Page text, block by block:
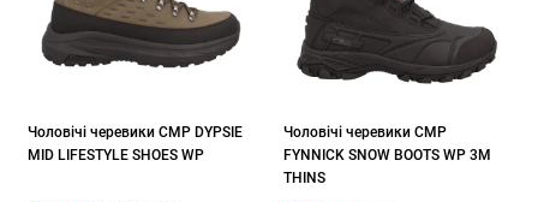
Чоловічі черевики CMP DYPSIE
MID LIFESTYLE SHOES WP
Чоловічі черевики CMP
FYNNICK SNOW BOOTS WP 3M
THINS